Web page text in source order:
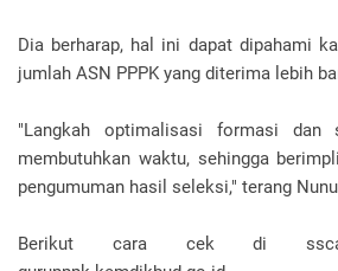
Dia berharap, hal ini dapat dipahami
jumlah ASN PPPK yang diterima lebih
"Langkah optimalisasi formasi dan
membutuhkan waktu, sehingga
pengumuman hasil seleksi," terang
Berikut cara cek di